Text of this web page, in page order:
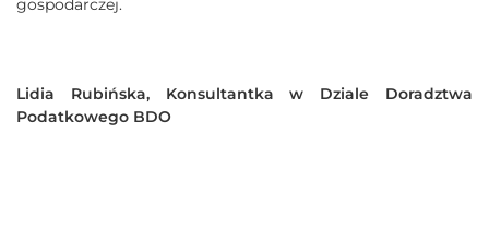
gospodarczej.
Lidia Rubińska, Konsultantka w Dziale Doradztwa
Podatkowego BDO